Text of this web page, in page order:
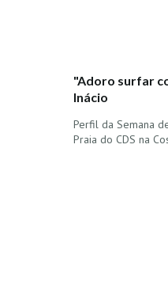
"Adoro surfar
Inácio
Perfil da Semana
Praia do CDS na